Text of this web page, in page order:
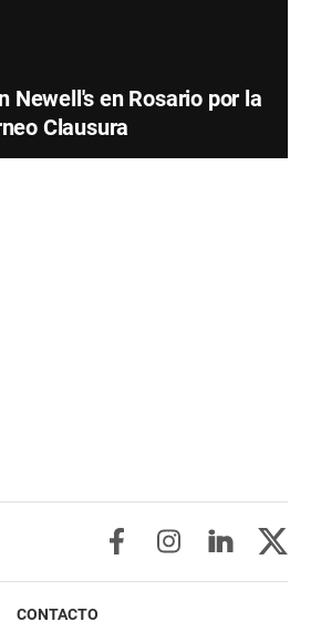
Newell's en Rosario por la
Clausura
CONTACTO